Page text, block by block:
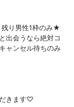
残り男性1枠のみ★
出会うなら絶対コ
ャンセル待ちのみ
きます♡